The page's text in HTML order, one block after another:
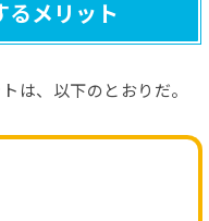
メリット
は、以下のとおりだ。